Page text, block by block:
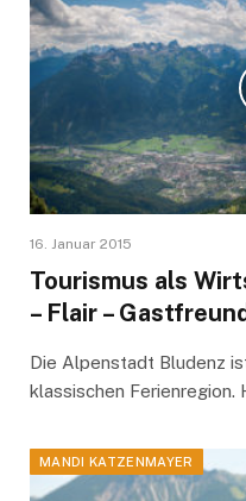
16. Januar 2015
Tourismus als
– Flair –
Die Alpenstadt Bludenz
klassischen Ferienregion.
MANDI KATZENMAYER